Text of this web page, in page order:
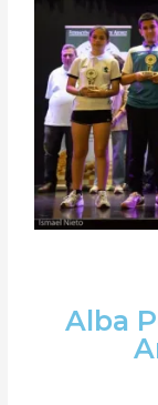
Alba